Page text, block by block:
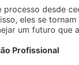
processo desde
eles se
um futuro que
Profissional